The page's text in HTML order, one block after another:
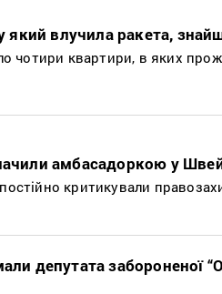
влучила ракета,
чотири квартири, в яких
амбасадоркою у
критикували
депутата забороненої